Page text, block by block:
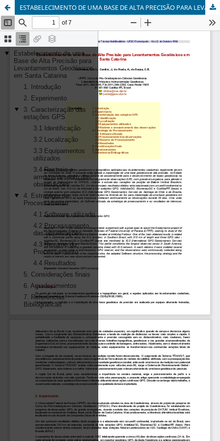
ESTABELECIMENTO DE UMA BASE DE ALTA PRECISÃO PARA LEVANTAMENTOS GEODÉSICOS EM SANTA CATARINA